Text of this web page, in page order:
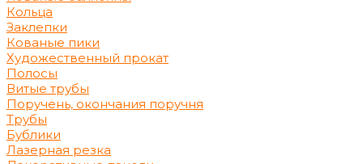
Кольца
Заклепки
Кованые пики
Художественный прокат
Полосы
Витые трубы
Поручень, окончания поручня
Трубы
Бублики
Лазерная резка